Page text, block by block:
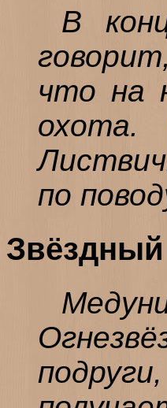
В
что на
охота.
по
Звёздный